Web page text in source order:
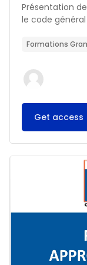
Résumé du
Présentation
le code
Formations
Get access
Image du cours